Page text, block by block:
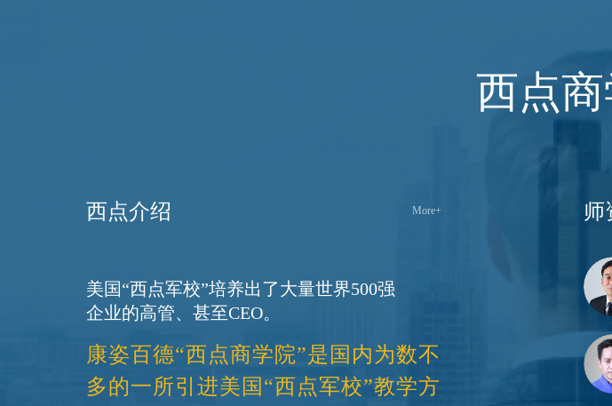
西点
西点介绍 More+
美国“西点军校”培养出了大量世界500强
康姿百德“西点商学院”是国内为数不
多的一所引进美国“西点军校”教学方
师